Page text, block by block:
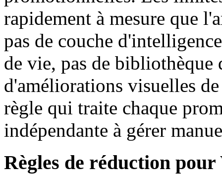
rapidement à mesure que
pas de couche
de vie, pas de bibliothèque
d'améliorations visuelles
règle qui traite chaque
indépendante à gérer
Règles de réduction